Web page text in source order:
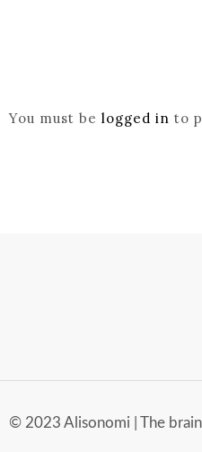
You must be logged in to
© 2023 Alisonomi | The